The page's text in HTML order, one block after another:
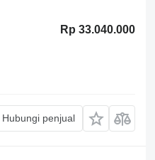
Rp 33.040.000
Hubungi penjual